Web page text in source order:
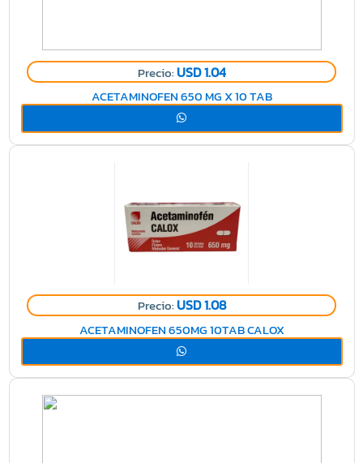
Precio: USD 1.04
ACETAMINOFEN 650 MG X 10 TAB
Precio: USD 1.08
ACETAMINOFEN 650MG 10TAB CALOX